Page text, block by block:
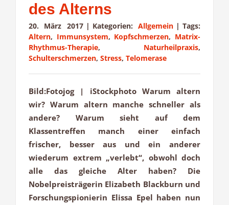
des Alterns
20. März 2017 | Kategorien:Allgemein | Tags:
Altern, Immunsystem, Kopfschmerzen, Matrix-
Rhythmus-Therapie, Naturheilpraxis,
Schulterschmerzen, Stress, Telomerase
Bild:Fotojog | iStockphoto Warum altern
wir? Warum altern manche schneller als
andere? Warum sieht auf dem
Klassentreffen manch einer einfach
frischer, besser aus und ein anderer
wiederum extrem „verlebt“, obwohl doch
alle das gleiche Alter haben? Die
Nobelpreisträgerin Elizabeth Blackburn und
Forschungspionierin Elissa Epel haben nun